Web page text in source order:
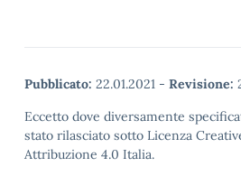
Pubblicato: 22.01.2021 - Revisione:
Eccetto dove diversamente
stato rilasciato sotto Licenza
Attribuzione 4.0 Italia.